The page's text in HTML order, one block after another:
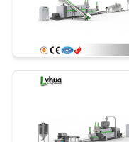
PHẨM
VỀ
CHÚNG